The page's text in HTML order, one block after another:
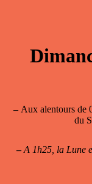
–Aux alentours de
du
– A 1h25, la Lune